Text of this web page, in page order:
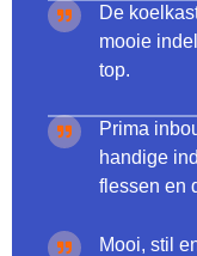
De
mooie
top.
Prima
handige
flessen en
Mooi, stil